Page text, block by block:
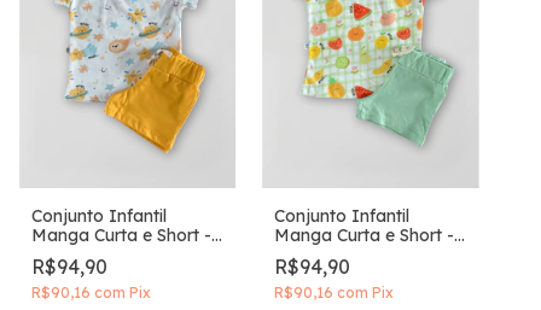
Conjunto Infantil
Manga Curta e Short -
Espaço Sideral
R$94,90
R$90,16 com Pix
Conjunto Infantil
Manga Curta e Short -
Frutas da estação
R$94,90
R$90,16com Pix